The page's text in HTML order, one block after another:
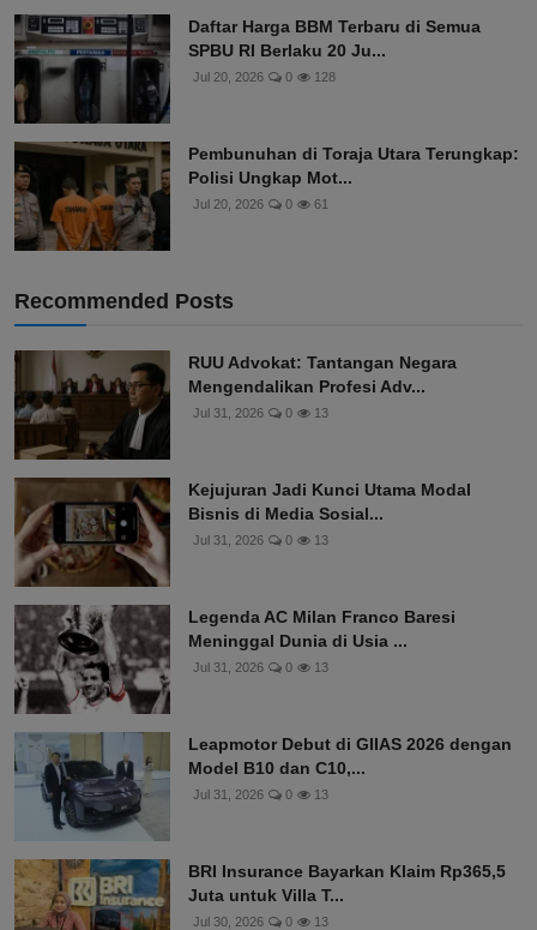
Daftar Harga BBM Terbaru di Semua
SPBU RI Berlaku 20 Ju...
Jul 20, 2026 0 128
Pembunuhan di Toraja Utara Terungkap:
Polisi Ungkap Mot...
Jul 20, 2026 0 61
Recommended Posts
RUU Advokat: Tantangan Negara
Mengendalikan Profesi Adv...
Jul 31, 2026 0 13
Kejujuran Jadi Kunci Utama Modal
Bisnis di Media Sosial...
Jul 31, 2026 0 13
Legenda AC Milan Franco Baresi
Meninggal Dunia di Usia ...
Jul 31, 2026 0 13
Leapmotor Debut di GIIAS 2026 dengan
Model B10 dan C10,...
Jul 31, 2026 0 13
BRI Insurance Bayarkan Klaim Rp365,5
Juta untuk Villa T...
Jul 30, 2026 0 13